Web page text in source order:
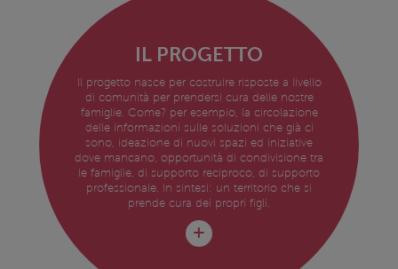
IL PROGETTO
Il progetto nasce per costruire risposte a livello
di comunità per prendersi cura delle nostre
famiglie. Come? per esempio, la circolazione
delle informazioni sulle soluzioni che già ci
sono, ideazione di nuovi spazi ed iniziative
dove mancano, opportunità di condivisione tra
le famiglie, di supporto reciproco, di supporto
professionale. In sintesi: un territorio che si
prende cura dei propri figli.